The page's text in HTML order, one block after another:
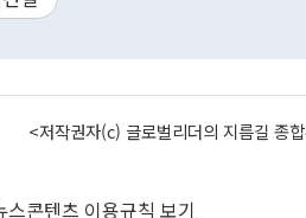
<저작권자(c) 글로벌리더의 지름길 종
스콘텐츠 이용규칙 보기